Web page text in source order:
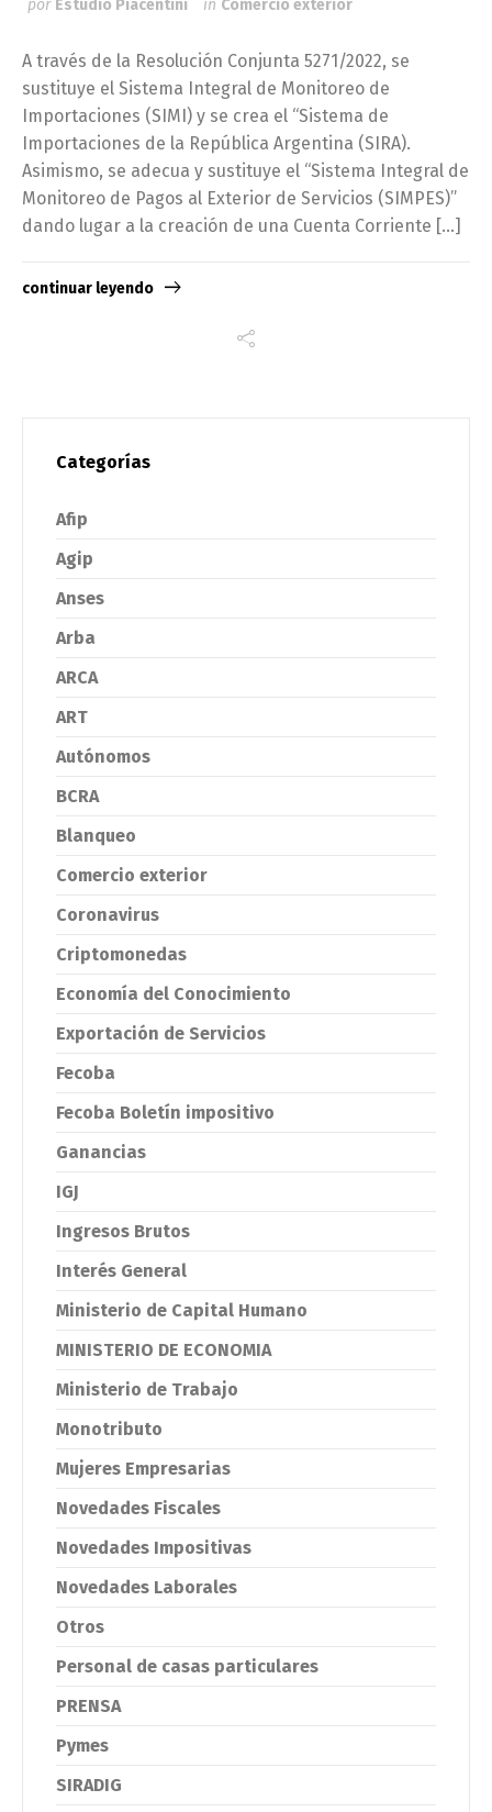
por Estudio Piacentini in Comercio exterior
A través de la Resolución Conjunta 5271/2022, se
sustituye el Sistema Integral de Monitoreo de
Importaciones (SIMI) y se crea el “Sistema de
Importaciones de la República Argentina (SIRA).
Asimismo, se adecua y sustituye el “Sistema Integral de
Monitoreo de Pagos al Exterior de Servicios (SIMPES)”
dando lugar a la creación de una Cuenta Corriente […]
continuar leyendo
Categorías
Afip
Agip
Anses
Arba
ARCA
ART
Autónomos
BCRA
Blanqueo
Comercio exterior
Coronavirus
Criptomonedas
Economía del Conocimiento
Exportación de Servicios
Fecoba
Fecoba Boletín impositivo
Ganancias
IGJ
Ingresos Brutos
Interés General
Ministerio de Capital Humano
MINISTERIO DE ECONOMIA
Ministerio de Trabajo
Monotributo
Mujeres Empresarias
Novedades Fiscales
Novedades Impositivas
Novedades Laborales
Otros
Personal de casas particulares
PRENSA
Pymes
SIRADIG